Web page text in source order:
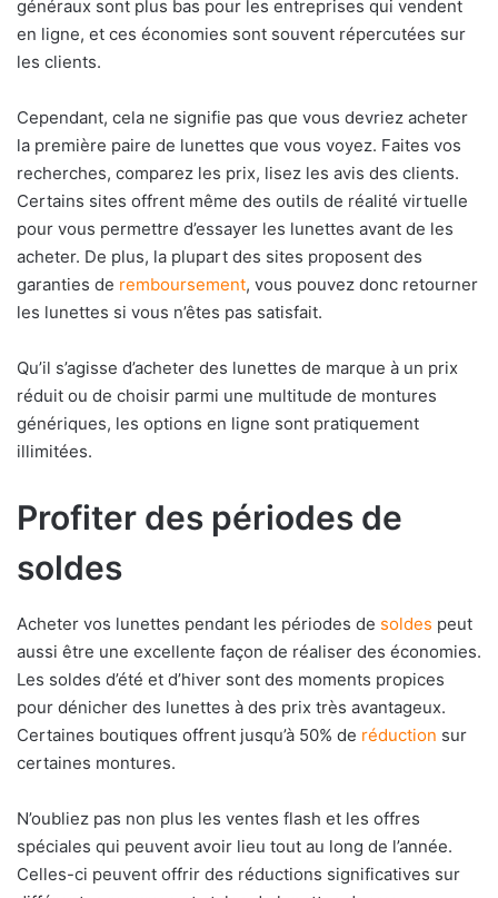
généraux sont plus bas pour les entreprises qui vendent
en ligne, et ces économies sont souvent répercutées sur
les clients.
Cependant, cela ne signifie pas que vous devriez acheter
la première paire de lunettes que vous voyez. Faites vos
recherches, comparez les prix, lisez les avis des clients.
Certains sites offrent même des outils de réalité virtuelle
pour vous permettre d’essayer les lunettes avant de les
acheter. De plus, la plupart des sites proposent des
garanties de remboursement, vous pouvez donc retourner
les lunettes si vous n’êtes pas satisfait.
Qu’il s’agisse d’acheter des lunettes de marque à un prix
réduit ou de choisir parmi une multitude de montures
génériques, les options en ligne sont pratiquement
illimitées.
Profiter des périodes de
soldes
Acheter vos lunettes pendant les périodes de soldes peut
aussi être une excellente façon de réaliser des économies.
Les soldes d’été et d’hiver sont des moments propices
pour dénicher des lunettes à des prix très avantageux.
Certaines boutiques offrent jusqu’à 50% de réduction sur
certaines montures.
N’oubliez pas non plus les ventes flash et les offres
spéciales qui peuvent avoir lieu tout au long de l’année.
Celles-ci peuvent offrir des réductions significatives sur